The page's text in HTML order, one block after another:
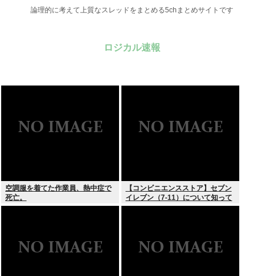
論理的に考えて上質なスレッドをまとめる5chまとめサイトです
ロジカル速報
空調服を着てた作業員、熱中症で
死亡。
【コンビニエンスストア】セブン
イレブン（7-11）について知って
いること